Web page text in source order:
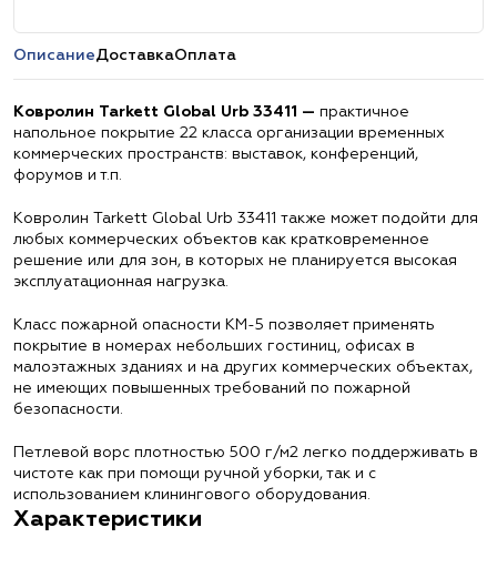
ОписаниеДоставкаОплата
Ковролин Tarkett Global Urb 33411 — практичное
напольное покрытие 22 класса организации временных
коммерческих пространств: выставок, конференций,
форумов и т.п.
Ковролин Tarkett Global Urb 33411 также может подойти для
любых коммерческих объектов как кратковременное
решение или для зон, в которых не планируется высокая
эксплуатационная нагрузка.
Класс пожарной опасности КМ-5 позволяет применять
покрытие в номерах небольших гостиниц, офисах в
малоэтажных зданиях и на других коммерческих объектах,
не имеющих повышенных требований по пожарной
безопасности.
Петлевой ворс плотностью 500 г/м2 легко поддерживать в
чистоте как при помощи ручной уборки, так и с
использованием клинингового оборудования.
Характеристики